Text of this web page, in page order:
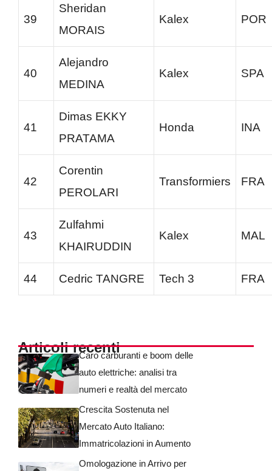
39
Sheridan
MORAIS
Kalex POR
40
Alejandro
MEDINA
Kalex SPA
41
Dimas EKKY
PRATAMA
Honda INA
42
Corentin
PEROLARI
Transformiers FRA
43
Zulfahmi
KHAIRUDDIN
Kalex MAL
44 Cedric TANGRE Tech 3 FRA
Articoli recentiCaro carburanti e boom delle
auto elettriche: analisi tra
numeri e realtà del mercato
Crescita Sostenuta nel
Mercato Auto Italiano:
Immatricolazioni in Aumento
Omologazione in Arrivo per